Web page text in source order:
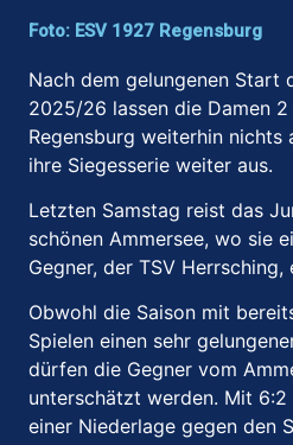
Foto: ESV 1927 Regensburg
Nach dem gelungenen Start
2025/26 lassen die Damen 2
Regensburg weiterhin nichts
ihre Siegesserie weiter aus.
Letzten Samstag reist das
schönen Ammersee, wo sie
Gegner, der TSV Herrsching,
Obwohl die Saison mit
Spielen einen sehr
dürfen die Gegner vom
unterschätzt werden. Mit
einer Niederlage gegen den